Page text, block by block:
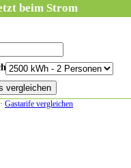
beim Strom
· Gastarife vergleichen